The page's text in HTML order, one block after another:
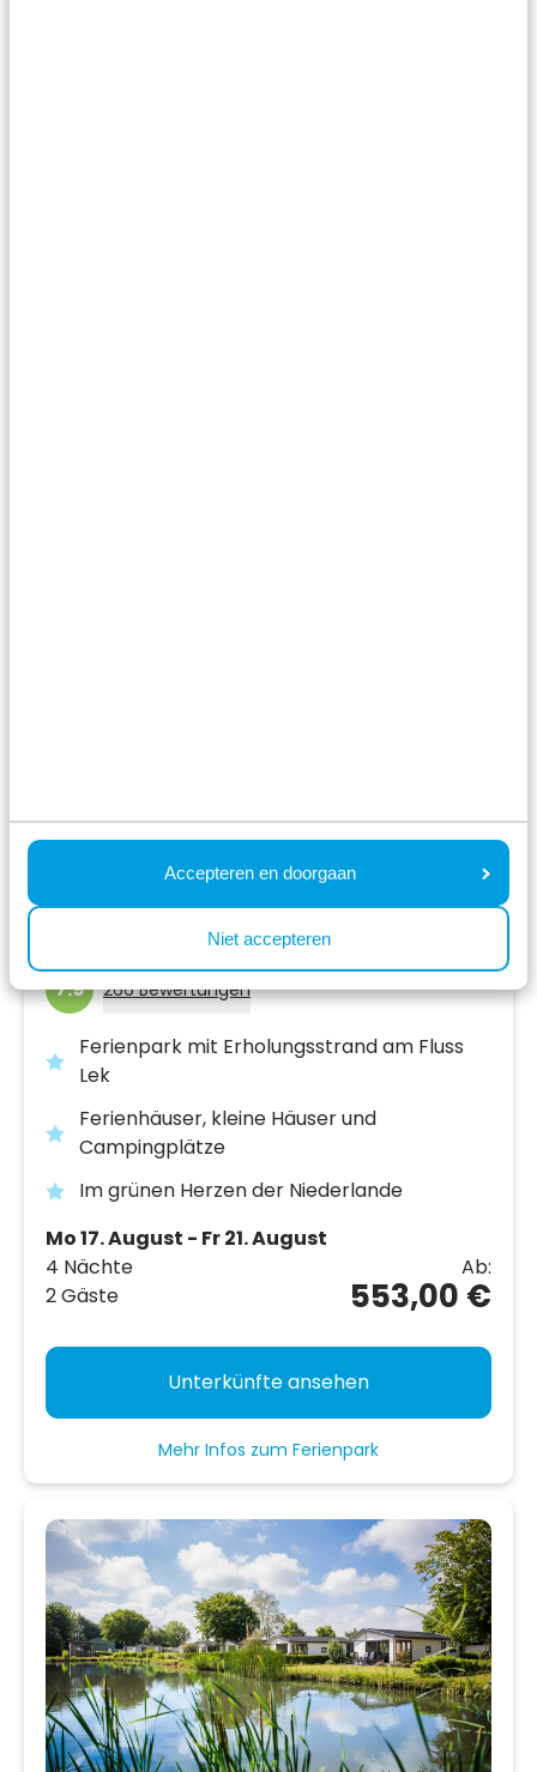
Accepteren en doorgaan
Niet accepteren
Resort Lexmond
Utrecht
7.9 266 Bewertungen
Ferienpark mit Erholungsstrand am Fluss
Lek
Ferienhäuser, kleine Häuser und
Campingplätze
Im grünen Herzen der Niederlande
Mo 17. August - Fr 21. August
4 Nächte
2 Gäste
Ab:
553,00 €
Unterkünfte ansehen
Mehr Infos zum Ferienpark